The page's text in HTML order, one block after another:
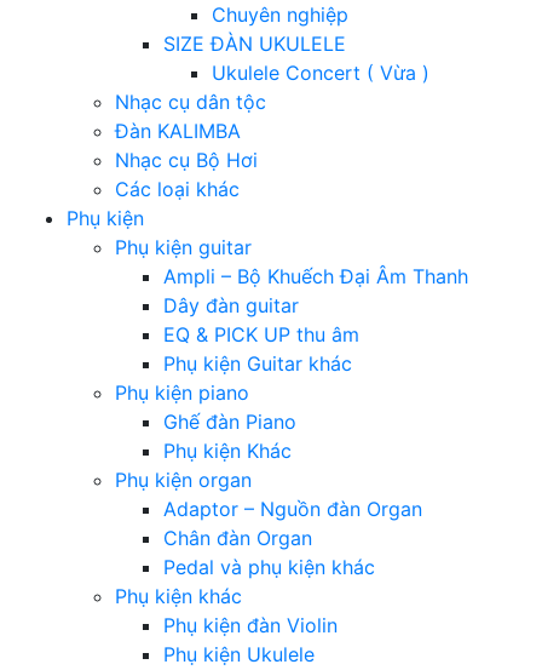
Chuyên nghiệp
SIZE ĐÀN UKULELE
Ukulele Concert ( Vừa )
Nhạc cụ dân tộc
Đàn KALIMBA
Nhạc cụ Bộ Hơi
Các loại khác
Phụ kiện
Phụ kiện guitar
Ampli – Bộ Khuếch Đại Âm Thanh
Dây đàn guitar
EQ & PICK UP thu âm
Phụ kiện Guitar khác
Phụ kiện piano
Ghế đàn Piano
Phụ kiện Khác
Phụ kiện organ
Adaptor – Nguồn đàn Organ
Chân đàn Organ
Pedal và phụ kiện khác
Phụ kiện khác
Phụ kiện đàn Violin
Phụ kiện Ukulele